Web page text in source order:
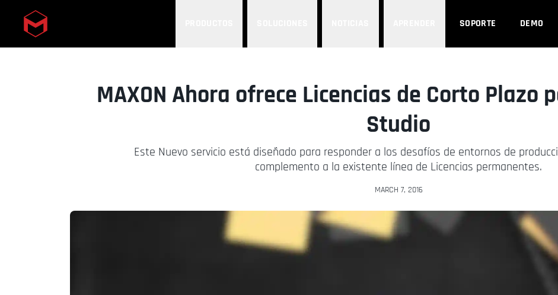
Skip to main content SOPORTE DEMO
MAXON Ahora ofrece Licencias de Corto Plazo
Studio
Este Nuevo servicio está diseñado para responder a los desafíos de entornos de
complemento a la existente línea de Licencias permanentes.
MARCH 7, 2016